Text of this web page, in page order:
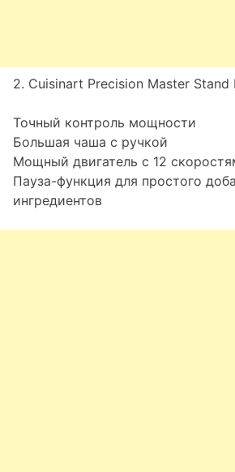
2. Cuisinart Precision Master Stand
Точный контроль мощности
Большая чаша с ручкой
Мощный двигатель с 12
Пауза-функция для простого
ингредиентов